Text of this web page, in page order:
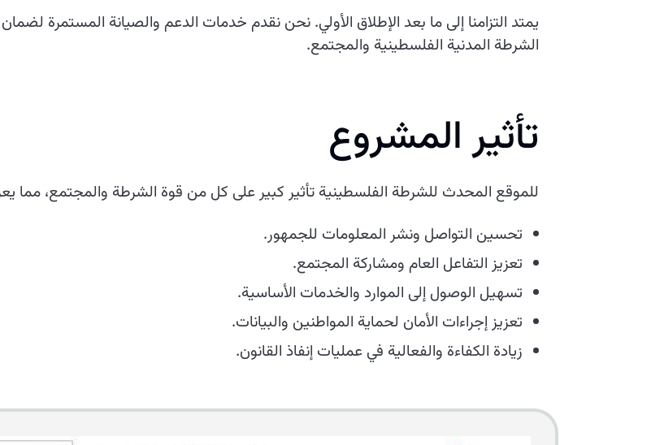
يمتد التزامنا إلى ما بعد الإطلاق الأولي. نحن نقدم خدمات الدعم والصيانة المستمرة
الشرطة المدنية الفلسطينية والمجتمع.
تأثير المشروع
للموقع المحدث للشرطة الفلسطينية تأثير كبير على كل من قوة الشرطة والمجتمع، مما
تحسين التواصل ونشر المعلومات للجمهور.
تعزيز التفاعل العام ومشاركة المجتمع.
تسهيل الوصول إلى الموارد والخدمات الأساسية.
تعزيز إجراءات الأمان لحماية المواطنين والبيانات.
زيادة الكفاءة والفعالية في عمليات إنفاذ القانون.